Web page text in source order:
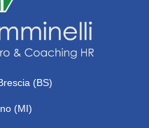
(BS)
(MI)